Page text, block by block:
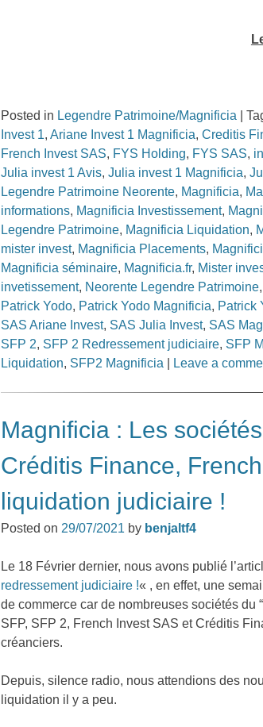
Posted in Legendre Patrimoine/Magnificia |
Invest 1,Ariane Invest 1 Magnificia,Creditis
French Invest SAS, FYS Holding, FYS SAS,
Julia invest 1 Avis,Julia invest 1 Magnificia,
Legendre Patrimoine Neorente, Magnificia,
informations, Magnificia Investissement,
Legendre Patrimoine, Magnificia Liquidation,
mister invest, Magnificia Placements,
Magnificia séminaire, Magnificia.fr, Mister
invetissement, Neorente Legendre Patrimoine,
Patrick Yodo, Patrick Yodo Magnificia, Patrick
SAS Ariane Invest, SAS Julia Invest, SAS
SFP 2, SFP 2 Redressement judiciaire, SFP
Liquidation, SFP2 Magnificia Leave a
Magnificia : Les
Créditis Finance,
liquidation judiciaire !
Posted on 29/07/2021 by benjaltf4
Le 18 Février dernier, nous avons publié
redressement judiciaire !« , en effet, une
de commerce car de nombreuses sociétés du
SFP, SFP 2, French Invest SAS et Créditis
créanciers.
Depuis, silence radio, nous attendions des
liquidation il y a peu.